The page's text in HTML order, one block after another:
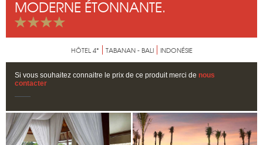
MODERNE ÉTONNANTE.
HÔTEL 4* TABANAN - BALI INDONÉSIE
Si vous souhaitez connaitre le prix de ce produit merci de nous
contacter